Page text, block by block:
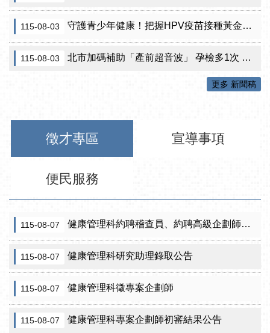
115-08-03 守護青少年健康！把握HPV疫苗接種黃金期 臺北市提供校園設站及98家合約院所接種服務
115-08-03 北市加碼補助「產前超音波」 孕檢多1次 準媽咪「超」安心！
更多 新聞稿
徵才專區 宣導事項
便民服務
115-08-07 健康管理科約聘稽查員、約聘高級企劃師之初審合格名單暨甄試公告
115-08-07 健康管理科研究助理錄取公告
115-08-07 健康管理科徵專案企劃師
115-08-07 健康管理科專案企劃師初審結果公告